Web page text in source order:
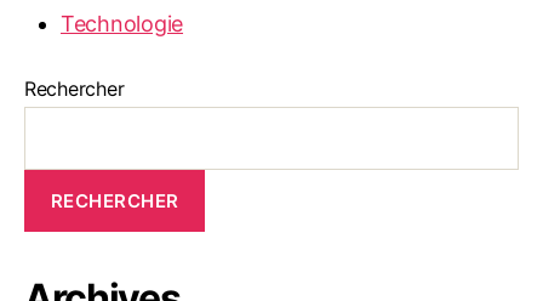
Technologie
Rechercher
RECHERCHER